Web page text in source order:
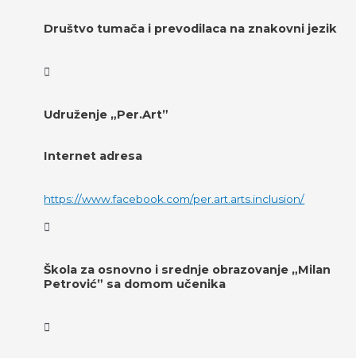
Društvo tumača i prevodilaca na znakovni jezik
Udruženje „Per.Art”
Internet adresa
https://www.facebook.com/per.art.arts.inclusion/
Škola za osnovno i srednje obrazovanje „Milan
Petrović” sa domom učenika